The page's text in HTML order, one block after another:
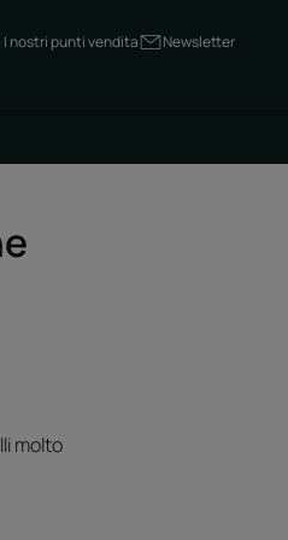
I nostri punti vendita Newsletter
molto